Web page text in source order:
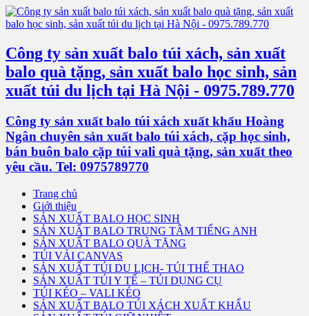
Công ty sản xuất balo túi xách, sản xuất
balo quà tặng, sản xuất balo học sinh, sản
xuất túi du lịch tại Hà Nội - 0975.789.770
Công ty sản xuất balo túi xách xuất khẩu Hoàng
Ngân chuyên sản xuất balo túi xách, cặp học sinh,
bán buôn balo cặp túi vali quà tặng, sản xuất theo
yêu cầu. Tel: 0975789770
Trang chủ
Giới thiệu
SẢN XUẤT BALO HỌC SINH
SẢN XUẤT BALO TRUNG TÂM TIẾNG ANH
SẢN XUẤT BALO QUÀ TẶNG
TÚI VẢI CANVAS
SẢN XUẤT TÚI DU LỊCH- TÚI THỂ THAO
SẢN XUẤT TÚI Y TẾ – TÚI DỤNG CỤ
TÚI KÉO – VALI KÉO
SẢN XUẤT BALO TÚI XÁCH XUẤT KHẨU